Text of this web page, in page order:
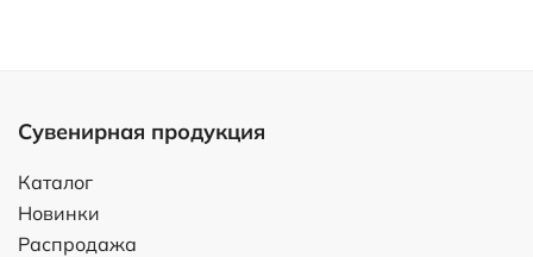
Сувенирная продукция
Каталог
Новинки
Распродажа